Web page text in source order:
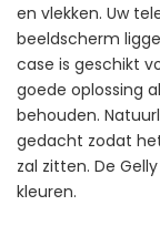
en vlekken. Uw
beeldscherm
case is geschikt
goede oplossing
behouden.
gedacht zodat
zal zitten. De
kleuren.